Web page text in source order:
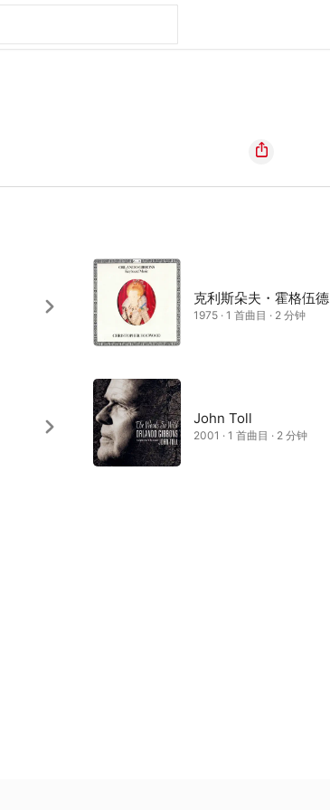
克利斯朵夫・霍格伍德
1975 · 1 首曲目 · 2 分钟
John Toll
2001 · 1 首曲目 · 2 分钟